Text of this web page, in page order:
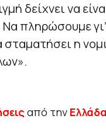
δείχνει να
Να πληρώσουμε
η
από την Ελλάδα